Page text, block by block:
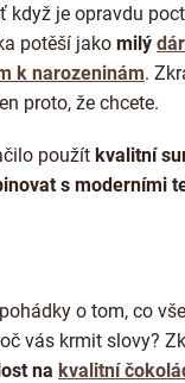
když je opravdu
potěší jako milý
k narozeninám.
proto, že chcete.
použít kvalitní
s moderními
o tom, co
vás krmit slovy?
na kvalitní